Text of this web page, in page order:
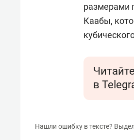
размерами
Каабы,
в
Нашли ошибку в тексте?